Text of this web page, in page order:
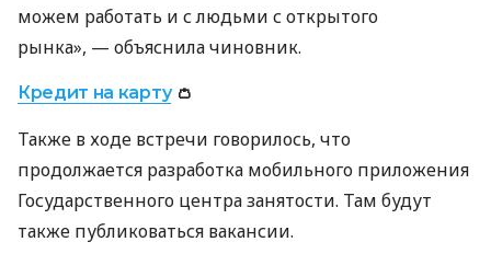
можем работать и с людьми с открытого
рынка», — объяснила чиновник.
Кредит на карту👛
Также в ходе встречи говорилось, что
продолжается разработка мобильного приложения
Государственного центра занятости. Там будут
также публиковаться вакансии.